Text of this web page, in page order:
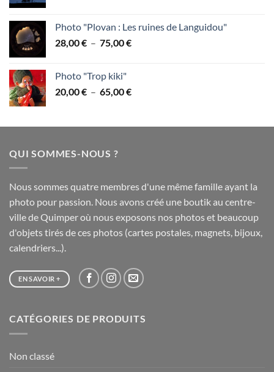
28,00 €
à
Photo "Plovan : Les ruines de Languidou"
28,00€ – 75,00€Plage
à
Photo "Trop kiki"
20,00€ – 65,00€Plage
20,00 €
QUI SOMMES-NOUS ?
Nous sommes quatre membres d'une même famille ayant la
photo pour passion. Nous avons créé une boutik au centre-
ville de Quimper où nous exposons nos photos et beaucoup
d'objets tirés de ces photos (cartes postales, magnets, bijoux,
calendriers...).
EN SAVOIR +
CATÉGORIES DE PRODUITS
Non classé